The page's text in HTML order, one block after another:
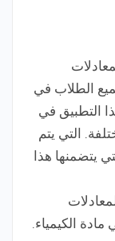
الطلاب في
التطبيق في
التي يتم
يتضمنها هذا
مادة الكيمياء.